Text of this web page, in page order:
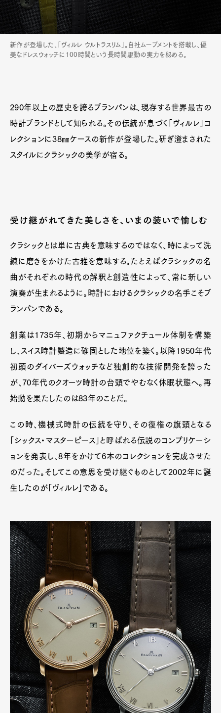
新作が登場した、「ヴィルレ ウルトラスリム」。自社ムーブメントを搭載し、優
美なドレスウォッチに100時間という長時間駆動の実力を秘める。
290年以上の歴史を誇るブランパンは、現存する世界最古の
時計ブランドとして知られる。その伝統が息づく「ヴィルレ」コ
レクションに38㎜ケースの新作が登場した。研ぎ澄まされた
スタイルにクラシックの美学が宿る。
受け継がれてきた美しさを、いまの装いで愉しむ
クラシックとは単に古典を意味するのではなく、時によって洗
練に磨きをかけた古雅を意味する。たとえばクラシックの名
曲がそれぞれの時代の解釈と創造性によって、常に新しい
演奏が生まれるように。時計におけるクラシックの名手こそブ
ランパンである。
創業は1735年、初期からマニュファクチュール体制を構築
し、スイス時計製造に確固とした地位を築く。以降1950年代
初頭のダイバーズウォッチなど独創的な技術開発を誇った
が、70年代のクオーツ時計の台頭でやむなく休眠状態へ。再
始動を果たしたのは83年のことだ。
この時、機械式時計の伝統を守り、その復権の旗頭となる
「シックス・マスターピース」と呼ばれる伝説のコンプリケーシ
ョンを発表し、8年をかけて6本のコレクションを完成させた
のだった。そしてこの意思を受け継ぐものとして2002年に誕
生したのが「ヴィルレ」である。